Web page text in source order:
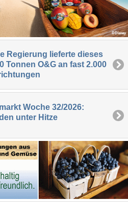
Regierung lieferte dieses
Tonnen O&G an fast 2.000
Woche 32/2026:
unter Hitze